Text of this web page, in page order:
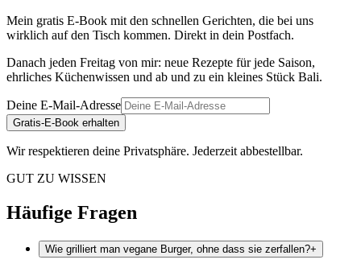
Mein gratis E-Book mit den schnellen Gerichten, die bei uns
wirklich auf den Tisch kommen. Direkt in dein Postfach.
Danach jeden Freitag von mir: neue Rezepte für jede Saison,
ehrliches Küchenwissen und ab und zu ein kleines Stück Bali.
Deine E-Mail-Adresse
Gratis-E-Book erhalten
Wir respektieren deine Privatsphäre. Jederzeit abbestellbar.
GUT ZU WISSEN
Häufige Fragen
Wie grilliert man vegane Burger, ohne dass sie zerfallen?+